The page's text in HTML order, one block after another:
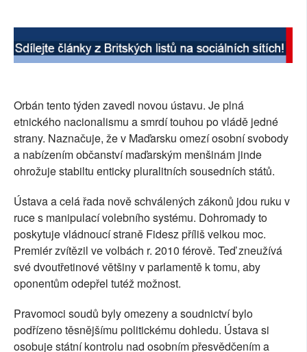
Orbán tento týden zavedl novou ústavu. Je plná
etnického nacionalismu a smrdí touhou po vládě jedné
strany. Naznačuje, že v Maďarsku omezí osobní svobody
a nabízením občanství maďarským menšinám jinde
ohrožuje stabiltu enticky pluralitních sousedních států.
Ústava a celá řada nově schválených zákonů jdou ruku v
ruce s manipulací volebního systému. Dohromady to
poskytuje vládnoucí straně Fidesz příliš velkou moc.
Premiér zvítězil ve volbách r. 2010 férově. Teď zneužívá
své dvoutřetinové většiny v parlamentě k tomu, aby
oponentům odepřel tutéž možnost.
Pravomoci soudů byly omezeny a soudnictví bylo
podřízeno těsnějšímu politickému dohledu. Ústava si
osobuje státní kontrolu nad osobním přesvědčením a